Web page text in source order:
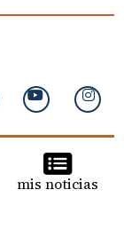
mis noticias